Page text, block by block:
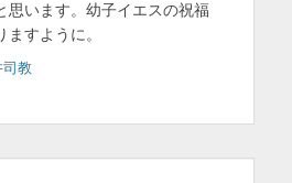
思います。幼子イエスの祝福
すように。
司教